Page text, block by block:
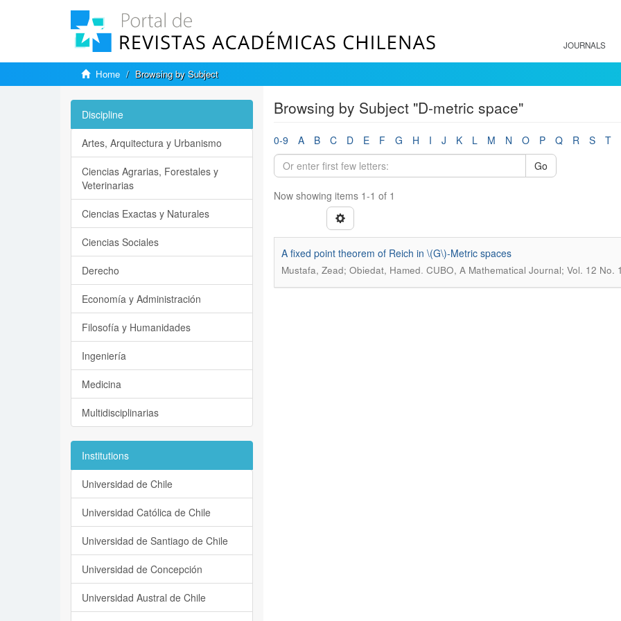
JOURNALS
Home Browsing by Subject
Browsing by Subject "D-metric space"
0-9 A B C D E F G H I J K L M N O P Q R S T
Go
Now showing items 1-1 of 1
A fixed point theorem of Reich in \(G\)-Metric spaces
Mustafa, Zead; Obiedat, Hamed. CUBO, A Mathematical Journal; Vol. 12
Discipline
Artes, Arquitectura y Urbanismo
Ciencias Agrarias, Forestales y
Veterinarias
Ciencias Exactas y Naturales
Ciencias Sociales
Derecho
Economía y Administración
Filosofía y Humanidades
Ingeniería
Medicina
Multidisciplinarias
Institutions
Universidad de Chile
Universidad Católica de Chile
Universidad de Santiago de Chile
Universidad de Concepción
Universidad Austral de Chile